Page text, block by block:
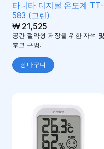
타니타 디지털 온도계 TT-
583 (그린)
₩21,525
공간 절약형 저장을 위한 자석 및
후크 구멍.
장바구니